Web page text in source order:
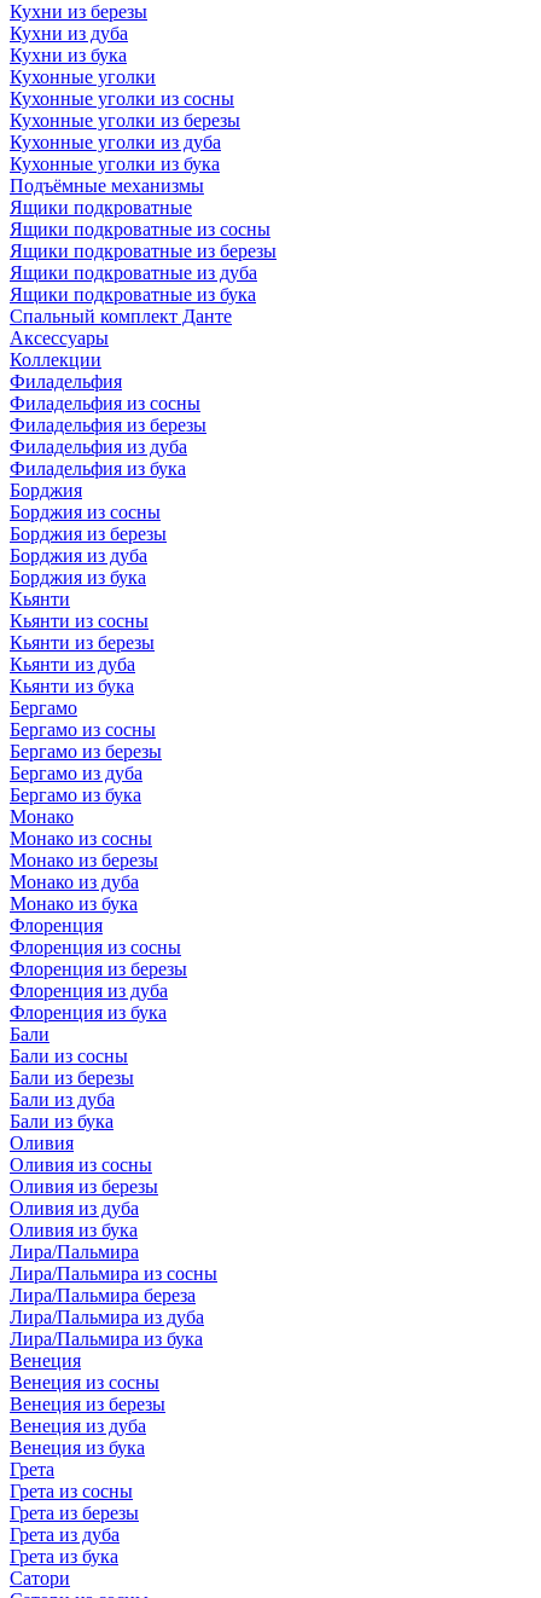
Кухни из березы
Кухни из дуба
Кухни из бука
Кухонные уголки
Кухонные уголки из сосны
Кухонные уголки из березы
Кухонные уголки из дуба
Кухонные уголки из бука
Подъёмные механизмы
Ящики подкроватные
Ящики подкроватные из сосны
Ящики подкроватные из березы
Ящики подкроватные из дуба
Ящики подкроватные из бука
Спальный комплект Данте
Аксессуары
Коллекции
Филадельфия
Филадельфия из сосны
Филадельфия из березы
Филадельфия из дуба
Филадельфия из бука
Борджия
Борджия из сосны
Борджия из березы
Борджия из дуба
Борджия из бука
Кьянти
Кьянти из сосны
Кьянти из березы
Кьянти из дуба
Кьянти из бука
Бергамо
Бергамо из сосны
Бергамо из березы
Бергамо из дуба
Бергамо из бука
Монако
Монако из сосны
Монако из березы
Монако из дуба
Монако из бука
Флоренция
Флоренция из сосны
Флоренция из березы
Флоренция из дуба
Флоренция из бука
Бали
Бали из сосны
Бали из березы
Бали из дуба
Бали из бука
Оливия
Оливия из сосны
Оливия из березы
Оливия из дуба
Оливия из бука
Лира/Пальмира
Лира/Пальмира из сосны
Лира/Пальмира береза
Лира/Пальмира из дуба
Лира/Пальмира из бука
Венеция
Венеция из сосны
Венеция из березы
Венеция из дуба
Венеция из бука
Грета
Грета из сосны
Грета из березы
Грета из дуба
Грета из бука
Сатори